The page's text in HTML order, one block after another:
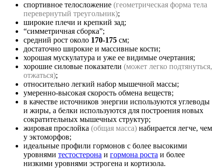
спортивное телосложение (геометрическая форма тела
перевернутый треугольник);
широкие плечи и крепкий зад;
“симметричная сборка”;
средний рост около 170-175 см;
достаточно широкие и массивные кости;
хорошая мускулатура и уже ее видимые очертания;
хорошие силовые показатели (может легко подтянуться,
отжаться);
относительно легкий набор мышечной массы;
умеренно-высокая скорость обмена веществ;
в качестве источников энергии используются углеводы
и жиры, а белки используются для построения новых
сократительных мышечных структур;
жировая прослойка (общая масса) набирается легче, чем
у эктоморфов;
идеальные профили гормонов с более высокими
уровнями тестостерона и гормона роста и более
низкими уровнями эстрогена и кортизола.